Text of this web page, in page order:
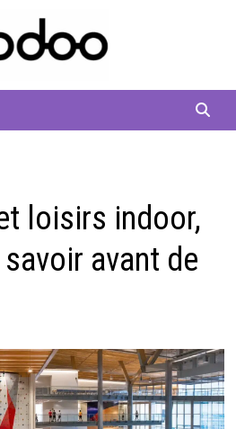
loisirs indoor,
savoir avant de